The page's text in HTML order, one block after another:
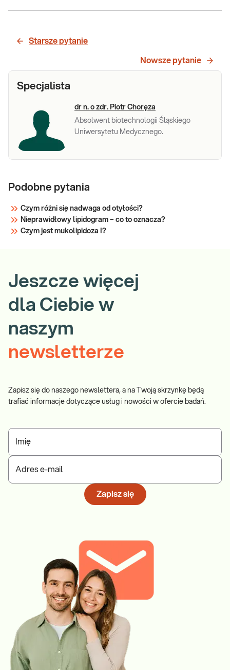
Lipidogram
HDL, nie-
Lipidogram - ilościowe badanie frakcji
&bdquo;Badanie cholesterolu&rdquo;. Badanie
cholesterolu wykonywane jest w diagnostyce
dyslipidemii oraz w ocenie ryzyka miaż
Starsze pytanie
Nowsze pytanie
Specjalista
dr n. o zdr. Piotr Choręza
Absolwent biotechnologii Śląskiego
Uniwersytetu Medycznego.
Podobne pytania
Czym różni się nadwaga od otyłości?
Nieprawidłowy lipidogram – co to oznacza?
Czym jest mukolipidoza I?
Jeszcze więcej
dla Ciebie w
naszym
newsletterze
Zapisz się do naszego newslettera, a na Twoją skrzynkę będą
trafiać informacje dotyczące usług i nowości w ofercie badań.
Imię
Adres e-mail
Zapisz się